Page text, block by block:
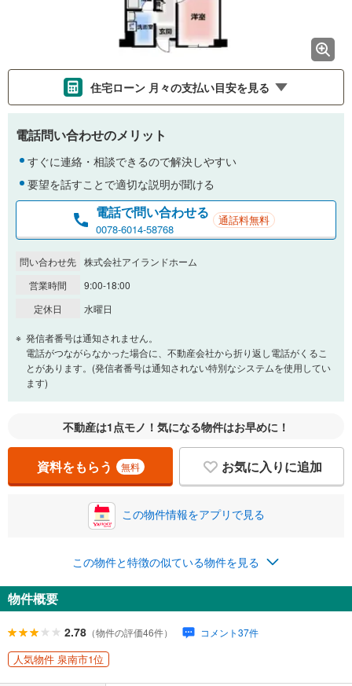
住宅ローン 月々の支払い目安を見る
支払いの目安をシミュレーションすることができます。
金利
0.01%
一般的には最長35年まで借り入れ可能です。多くの金融機関
閉じる
頭金
0万円 680万円
自己資金から住宅購入にかけられる金額を入力してくださ
閉じる
ボーナス
万円
/回
0円
ナス時の増額分（1回分）を入力してください。
閉じる
月々の返済額
ローン返済額 （頭金比率 0
＋修繕積立金 10,997円 ＋管理費 6,580円
電話問い合わせのメリット
すぐに連絡・相談できるので解決しやすい
要望を話すことで適切な説明が聞ける
電話で問い合わせる
0078-6014-58768
通話料無料
問い合わせ先 株式会社アイランドホーム
営業時間
9:00-18:00
定休日
水曜日
発信者番号は通知されません。
電話がつながらなかった場合に、不動産会社から折り返し電話がくるこ
とがあります。(発信者番号は通知されない特別なシステムを使用してい
ます)
不動産は1点モノ！気になる物件はお早めに！
資料をもらう 無料 お気に入りに追加
この物件情報をアプリで見る
この物件と特徴の似ている物件を見る
物件概要
2.78 （物件の評価46件） コメント37件
人気物件 泉南市1位